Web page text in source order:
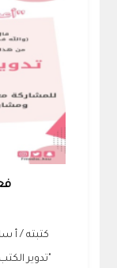
كتبته / أ
"تدوير